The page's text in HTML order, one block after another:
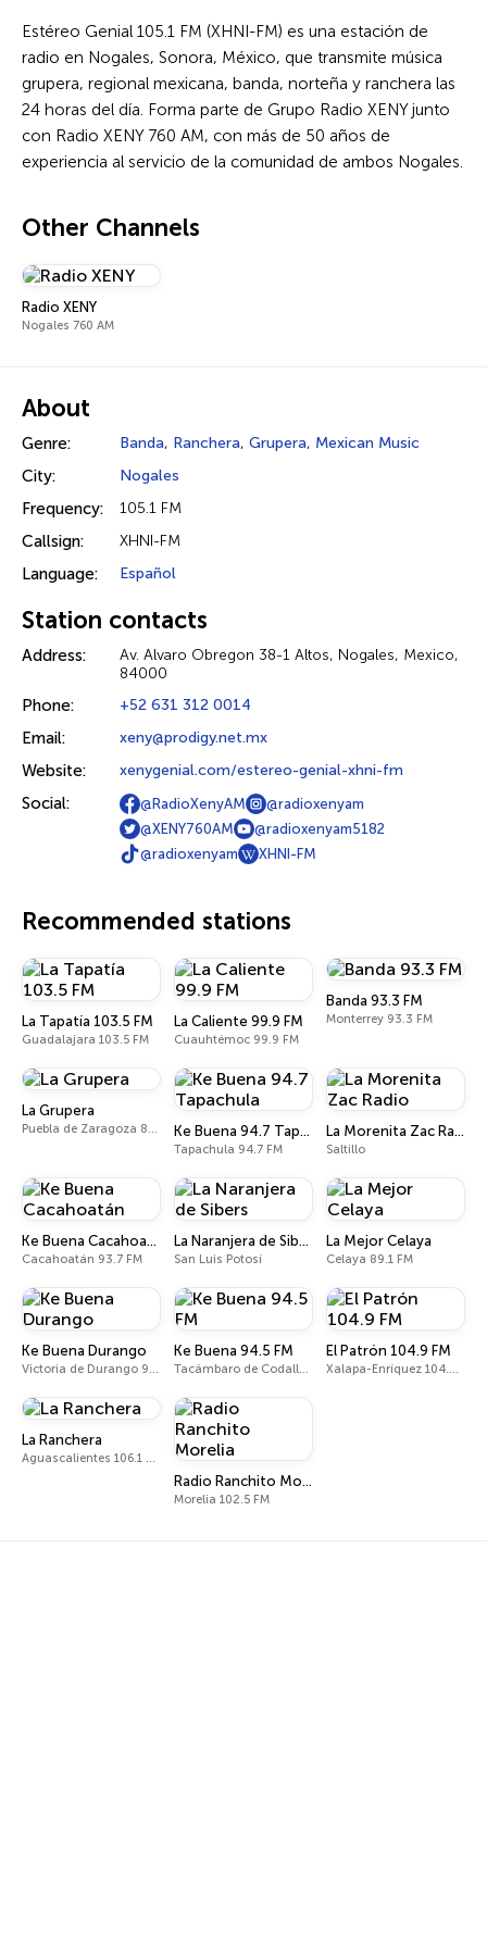
Estéreo Genial 105.1 FM (XHNI-FM) es una estación de
radio en Nogales, Sonora, México, que transmite música
grupera, regional mexicana, banda, norteña y ranchera las
24 horas del día. Forma parte de Grupo Radio XENY junto
con Radio XENY 760 AM, con más de 50 años de
experiencia al servicio de la comunidad de ambos Nogales.
Other Channels
Radio XENY
Nogales 760 AM
About
Genre: Banda, Ranchera, Grupera, Mexican Music
City: Nogales
Frequency: 105.1 FM
Callsign: XHNI-FM
Language: Español
Station contacts
Address:
Av. Alvaro Obregon 38-1 Altos, Nogales, Mexico,
84000
Phone: +52 631 312 0014
Email: xeny@prodigy.net.mx
Website: xenygenial.com/estereo-genial-xhni-fm
Social: @RadioXenyAM
@radioxenyam
@XENY760AM
@radioxenyam5182
@radioxenyam
XHNI-FM
Recommended stations
La Tapatía 103.5 FM
Guadalajara 103.5 FM
La Caliente 99.9 FM
Cuauhtémoc 99.9 FM
Banda 93.3 FM
Monterrey 93.3 FM
La Grupera
Puebla de Zaragoza 89.3 FM Ke Buena 94.7 Tapachula
Tapachula 94.7 FM
La Morenita Zac Radio
Saltillo
Ke Buena Cacahoatán
Cacahoatán 93.7 FM
La Naranjera de Sibers
San Luis Potosí
La Mejor Celaya
Celaya 89.1 FM
Ke Buena Durango
Victoria de Durango 94.9 FM
Ke Buena 94.5 FM
Tacámbaro de Codallos 94.5 FM
El Patrón 104.9 FM
Xalapa-Enríquez 104.9 FM
La Ranchera
Aguascalientes 106.1 FM
Radio Ranchito Morelia
Morelia 102.5 FM